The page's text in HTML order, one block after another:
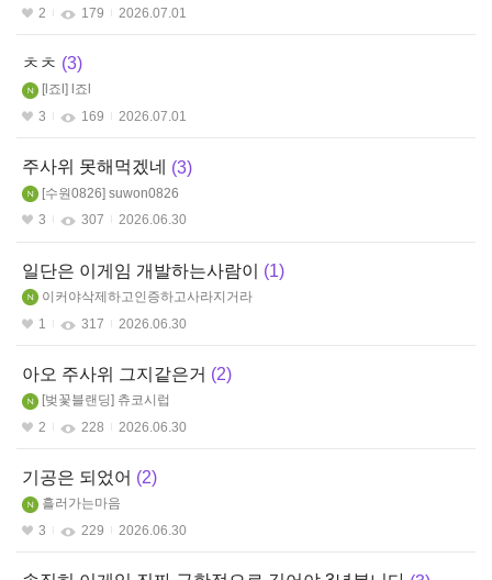
2
179 2026.07.01
ㅊㅊ 3
l죠l
l죠l
3
169 2026.07.01
주사위 못해먹겠네 3
수원0826 suwon0826
3
307 2026.06.30
일단은 이게임 개발하는사람이 1
이커야삭제하고인증하고사라지거라
1
317 2026.06.30
아오 주사위 그지같은거 2
벚꽃블랜딩
츄코시럽
2
228 2026.06.30
기공은 되었어 2
흘러가는마음
3
229 2026.06.30